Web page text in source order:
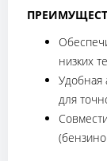
низких
Удобная
для